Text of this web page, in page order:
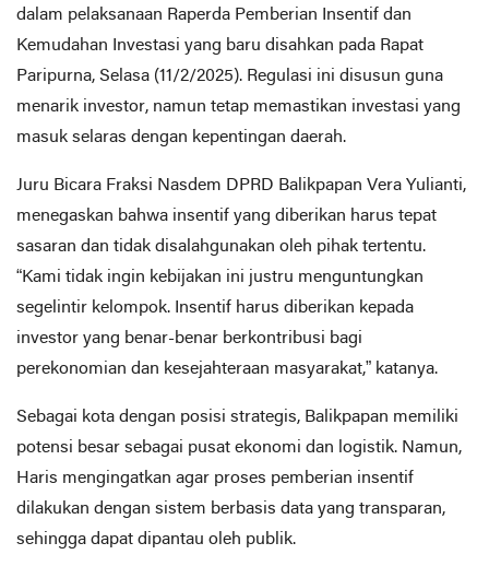
dalam pelaksanaan Raperda Pemberian Insentif dan
Kemudahan Investasi yang baru disahkan pada Rapat
Paripurna, Selasa (11/2/2025). Regulasi ini disusun guna
menarik investor, namun tetap memastikan investasi yang
masuk selaras dengan kepentingan daerah.
Juru Bicara Fraksi Nasdem DPRD Balikpapan Vera Yulianti,
menegaskan bahwa insentif yang diberikan harus tepat
sasaran dan tidak disalahgunakan oleh pihak tertentu.
“Kami tidak ingin kebijakan ini justru menguntungkan
segelintir kelompok. Insentif harus diberikan kepada
investor yang benar-benar berkontribusi bagi
perekonomian dan kesejahteraan masyarakat,” katanya.
Sebagai kota dengan posisi strategis, Balikpapan memiliki
potensi besar sebagai pusat ekonomi dan logistik. Namun,
Haris mengingatkan agar proses pemberian insentif
dilakukan dengan sistem berbasis data yang transparan,
sehingga dapat dipantau oleh publik.